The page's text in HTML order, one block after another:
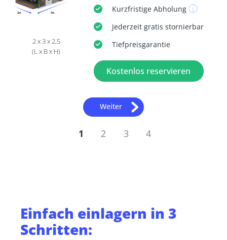
2 x 3 x 2,5
(L x B x H)
KurzfristigeAbholung
Jederzeit gratis stornierbar
Tiefpreisgarantie
Kostenlos reservieren
Weiter
1 2 3 4
Einfach einlagern in 3
Schritten: